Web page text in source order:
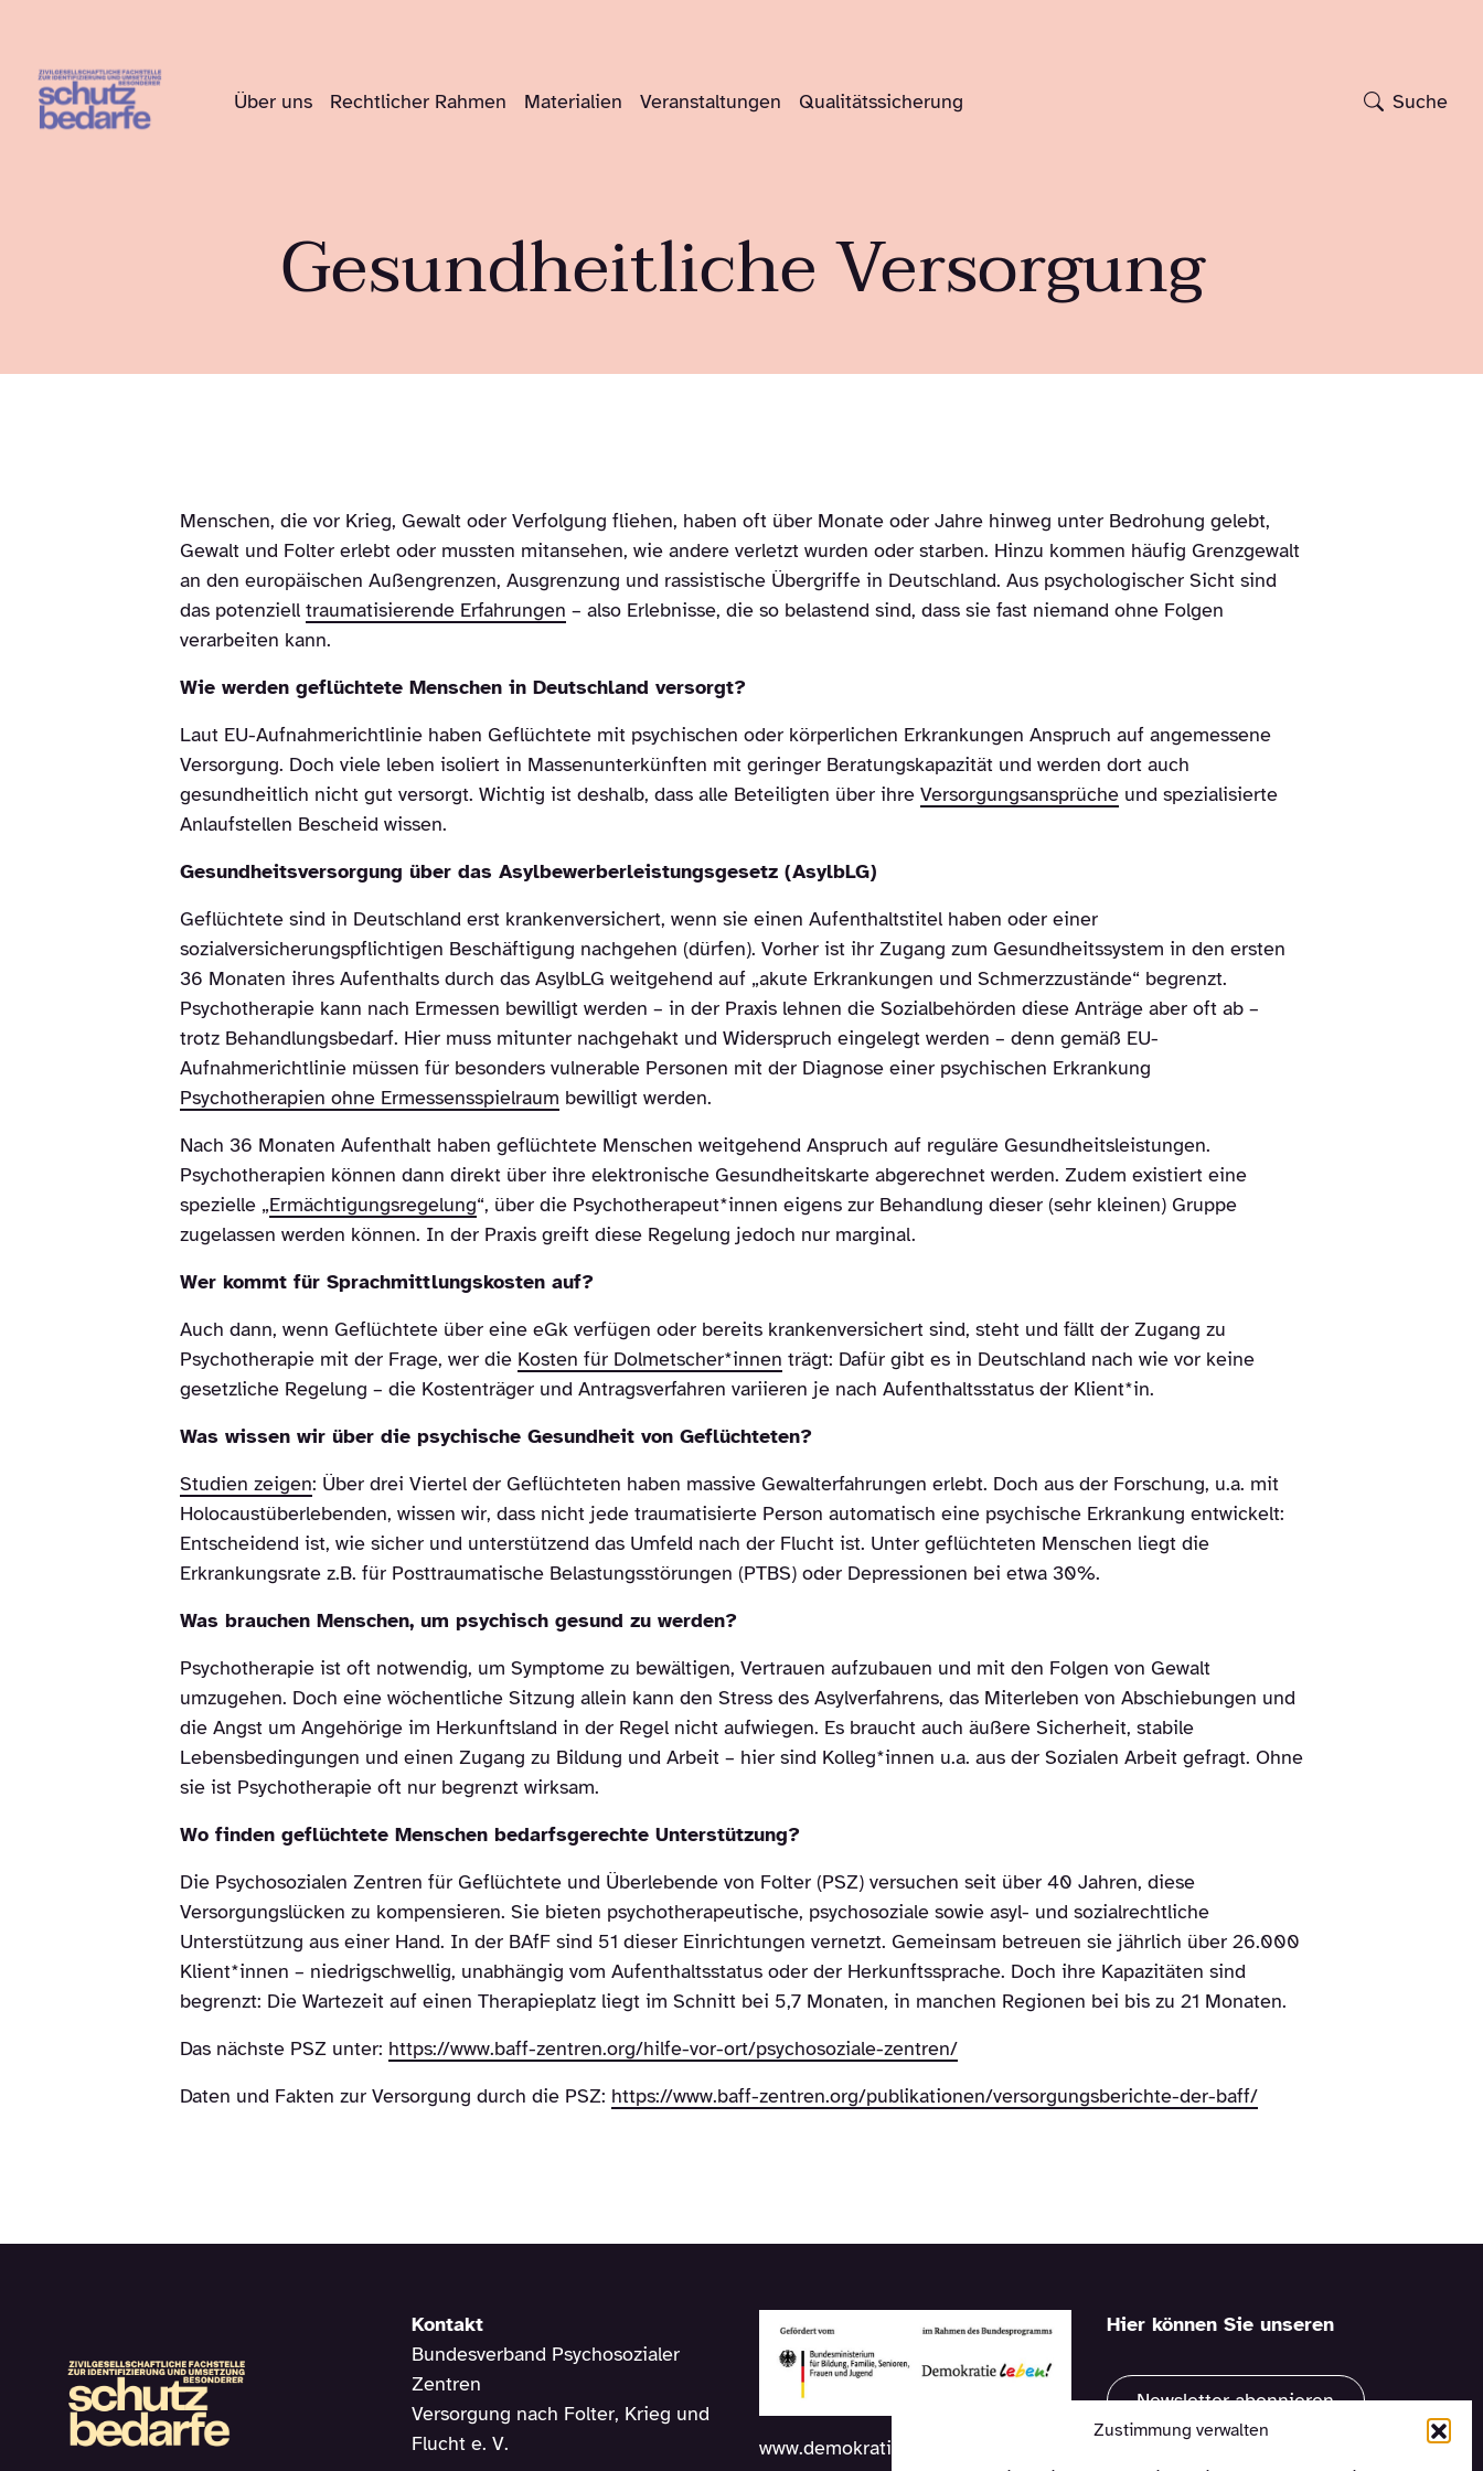
Zustimmung verwalten
Über uns Rechtlicher Rahmen Materialien Veranstaltungen Qualitätssicherung Suche
Gesundheitliche Versorgung
Menschen, die vor Krieg, Gewalt oder Verfolgung fliehen, haben oft über Monate oder Jahre hinweg unter Bedrohung gelebt,
Gewalt und Folter erlebt oder mussten mitansehen, wie andere verletzt wurden oder starben. Hinzu kommen häufig Grenzgewalt
an den europäischen Außengrenzen, Ausgrenzung und rassistische Übergriffe in Deutschland. Aus psychologischer Sicht sind
das potenziell traumatisierende Erfahrungen – also Erlebnisse, die so belastend sind, dass sie fast niemand ohne Folgen
verarbeiten kann.
Wie werden geflüchtete Menschen in Deutschland versorgt?
Laut EU-Aufnahmerichtlinie haben Geflüchtete mit psychischen oder körperlichen Erkrankungen Anspruch auf angemessene
Versorgung. Doch viele leben isoliert in Massenunterkünften mit geringer Beratungskapazität und werden dort auch
gesundheitlich nicht gut versorgt. Wichtig ist deshalb, dass alle Beteiligten über ihre Versorgungsansprüche und spezialisierte
Anlaufstellen Bescheid wissen.
Gesundheitsversorgung über das Asylbewerberleistungsgesetz (AsylbLG)
Geflüchtete sind in Deutschland erst krankenversichert, wenn sie einen Aufenthaltstitel haben oder einer
sozialversicherungspflichtigen Beschäftigung nachgehen (dürfen). Vorher ist ihr Zugang zum Gesundheitssystem in den ersten
36 Monaten ihres Aufenthalts durch das AsylbLG weitgehend auf „akute Erkrankungen und Schmerzzustände“ begrenzt.
Psychotherapie kann nach Ermessen bewilligt werden – in der Praxis lehnen die Sozialbehörden diese Anträge aber oft ab –
trotz Behandlungsbedarf. Hier muss mitunter nachgehakt und Widerspruch eingelegt werden – denn gemäß EU-
Aufnahmerichtlinie müssen für besonders vulnerable Personen mit der Diagnose einer psychischen Erkrankung
Psychotherapien ohne Ermessensspielraum bewilligt werden.
Nach 36 Monaten Aufenthalt haben geflüchtete Menschen weitgehend Anspruch auf reguläre Gesundheitsleistungen.
Psychotherapien können dann direkt über ihre elektronische Gesundheitskarte abgerechnet werden. Zudem existiert eine
spezielle „Ermächtigungsregelung“, über die Psychotherapeut*innen eigens zur Behandlung dieser (sehr kleinen) Gruppe
zugelassen werden können. In der Praxis greift diese Regelung jedoch nur marginal.
Wer kommt für Sprachmittlungskosten auf?
Auch dann, wenn Geflüchtete über eine eGk verfügen oder bereits krankenversichert sind, steht und fällt der Zugang zu
Psychotherapie mit der Frage, wer die Kosten für Dolmetscher*innen trägt: Dafür gibt es in Deutschland nach wie vor keine
gesetzliche Regelung – die Kostenträger und Antragsverfahren variieren je nach Aufenthaltsstatus der Klient*in.
Was wissen wir über die psychische Gesundheit von Geflüchteten?
Studien zeigen: Über drei Viertel der Geflüchteten haben massive Gewalterfahrungen erlebt. Doch aus der Forschung, u.a. mit
Holocaustüberlebenden, wissen wir, dass nicht jede traumatisierte Person automatisch eine psychische Erkrankung entwickelt:
Entscheidend ist, wie sicher und unterstützend das Umfeld nach der Flucht ist. Unter geflüchteten Menschen liegt die
Erkrankungsrate z.B. für Posttraumatische Belastungsstörungen (PTBS) oder Depressionen bei etwa 30%.
Was brauchen Menschen, um psychisch gesund zu werden?
Psychotherapie ist oft notwendig, um Symptome zu bewältigen, Vertrauen aufzubauen und mit den Folgen von Gewalt
umzugehen. Doch eine wöchentliche Sitzung allein kann den Stress des Asylverfahrens, das Miterleben von Abschiebungen und
die Angst um Angehörige im Herkunftsland in der Regel nicht aufwiegen. Es braucht auch äußere Sicherheit, stabile
Lebensbedingungen und einen Zugang zu Bildung und Arbeit – hier sind Kolleg*innen u.a. aus der Sozialen Arbeit gefragt. Ohne
sie ist Psychotherapie oft nur begrenzt wirksam.
Wo finden geflüchtete Menschen bedarfsgerechte Unterstützung?
Die Psychosozialen Zentren für Geflüchtete und Überlebende von Folter (PSZ) versuchen seit über 40 Jahren, diese
Versorgungslücken zu kompensieren. Sie bieten psychotherapeutische, psychosoziale sowie asyl- und sozialrechtliche
Unterstützung aus einer Hand. In der BAfF sind 51 dieser Einrichtungen vernetzt. Gemeinsam betreuen sie jährlich über 26.000
Klient*innen – niedrigschwellig, unabhängig vom Aufenthaltsstatus oder der Herkunftssprache. Doch ihre Kapazitäten sind
begrenzt: Die Wartezeit auf einen Therapieplatz liegt im Schnitt bei 5,7 Monaten, in manchen Regionen bei bis zu 21 Monaten.
Das nächste PSZ unter: https://www.baff-zentren.org/hilfe-vor-ort/psychosoziale-zentren/
Daten und Fakten zur Versorgung durch die PSZ: https://www.baff-zentren.org/publikationen/versorgungsberichte-der-baff/
Kontakt
Bundesverband Psychosozialer
Zentren
Versorgung nach Folter, Krieg und
Flucht e. V.
www.demokratie-leben.de
Hier können Sie unseren
Newsletter abonnieren